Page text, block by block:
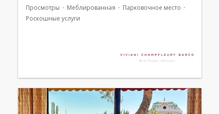
Просмотры Меблированная
Парковочное место
Роскошные услуги